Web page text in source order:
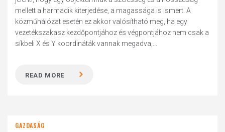
mellett a harmadik kiterjedése, a magassága is ismert. A
közműhálózat esetén ez akkor valósítható meg, ha egy
vezetékszakasz kezdőpontjához és végpontjához nem csak a
síkbeli X és Y koordináták vannak megadva,...
READ MORE
GAZDASÁG